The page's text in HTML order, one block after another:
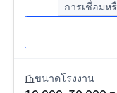
การเชื่อมห
ขนาดโรงงาน